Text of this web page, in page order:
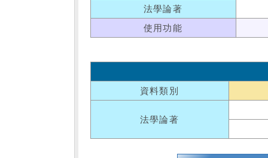
法學論著
使用功能
資料類別
法學論著